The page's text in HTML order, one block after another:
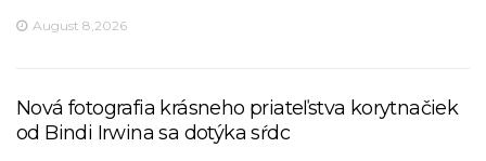
August 8,2026
Nová fotografia krásneho priateľstva korytnačiek
od Bindi Irwina sa dotýka sŕdc